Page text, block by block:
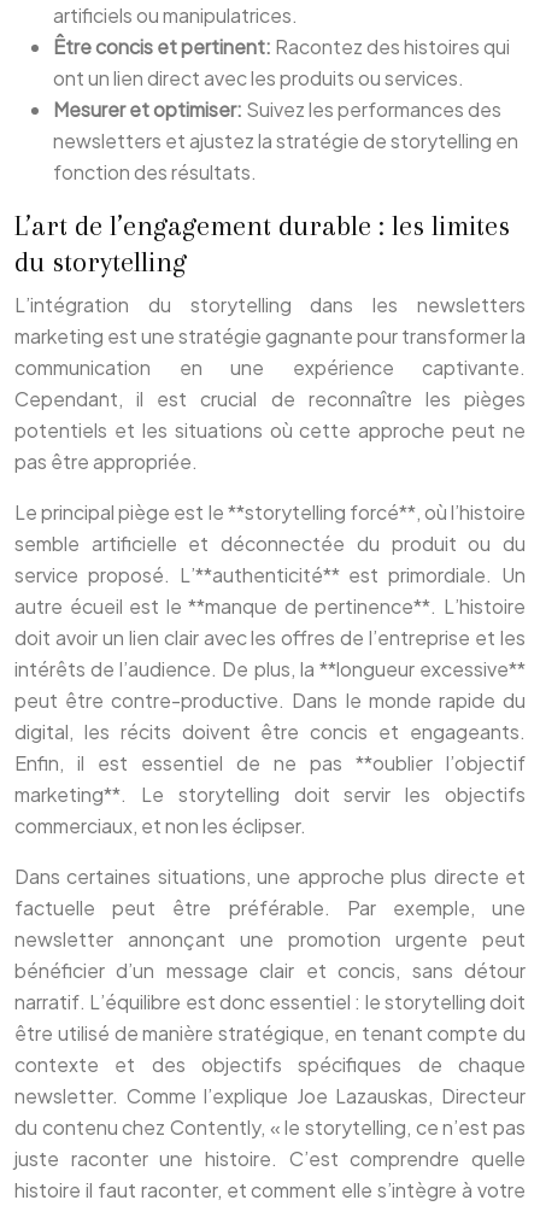
artificiels ou manipulatrices.
Être concis et pertinent: Racontez des histoires qui
ont un lien direct avec les produits ou services.
Mesurer et optimiser: Suivez les performances des
newsletters et ajustez la stratégie de storytelling en
fonction des résultats.
L’art de l’engagement durable : les limites
du storytelling
L’intégration du storytelling dans les newsletters
marketing est une stratégie gagnante pour transformer la
communication en une expérience captivante.
Cependant, il est crucial de reconnaître les pièges
potentiels et les situations où cette approche peut ne
pas être appropriée.
Le principal piège est le **storytelling forcé**, où l’histoire
semble artificielle et déconnectée du produit ou du
service proposé. L’**authenticité** est primordiale. Un
autre écueil est le **manque de pertinence**. L’histoire
doit avoir un lien clair avec les offres de l’entreprise et les
intérêts de l’audience. De plus, la **longueur excessive**
peut être contre-productive. Dans le monde rapide du
digital, les récits doivent être concis et engageants.
Enfin, il est essentiel de ne pas **oublier l’objectif
marketing**. Le storytelling doit servir les objectifs
commerciaux, et non les éclipser.
Dans certaines situations, une approche plus directe et
factuelle peut être préférable. Par exemple, une
newsletter annonçant une promotion urgente peut
bénéficier d’un message clair et concis, sans détour
narratif. L’équilibre est donc essentiel : le storytelling doit
être utilisé de manière stratégique, en tenant compte du
contexte et des objectifs spécifiques de chaque
newsletter. Comme l’explique Joe Lazauskas, Directeur
du contenu chez Contently, « le storytelling, ce n’est pas
juste raconter une histoire. C’est comprendre quelle
histoire il faut raconter, et comment elle s’intègre à votre